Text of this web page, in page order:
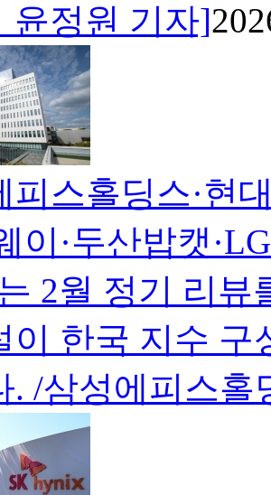
윤정원 기자]
피스홀딩스·현
이·두산밥캣
2월 정기 리
이 한국 지수 구
. /삼성에피스홀